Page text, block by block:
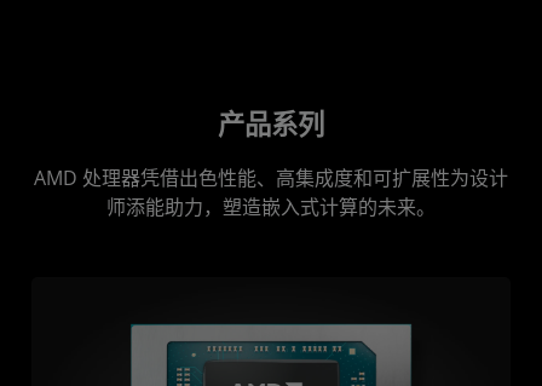
产品系列
AMD 处理器凭借出色性能、高集成度和可扩展性为设计
师添能助力，塑造嵌入式计算的未来。